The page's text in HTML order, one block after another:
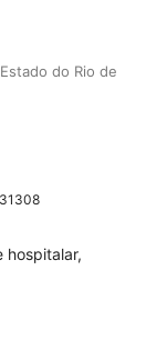
do Rio de
hospitalar,